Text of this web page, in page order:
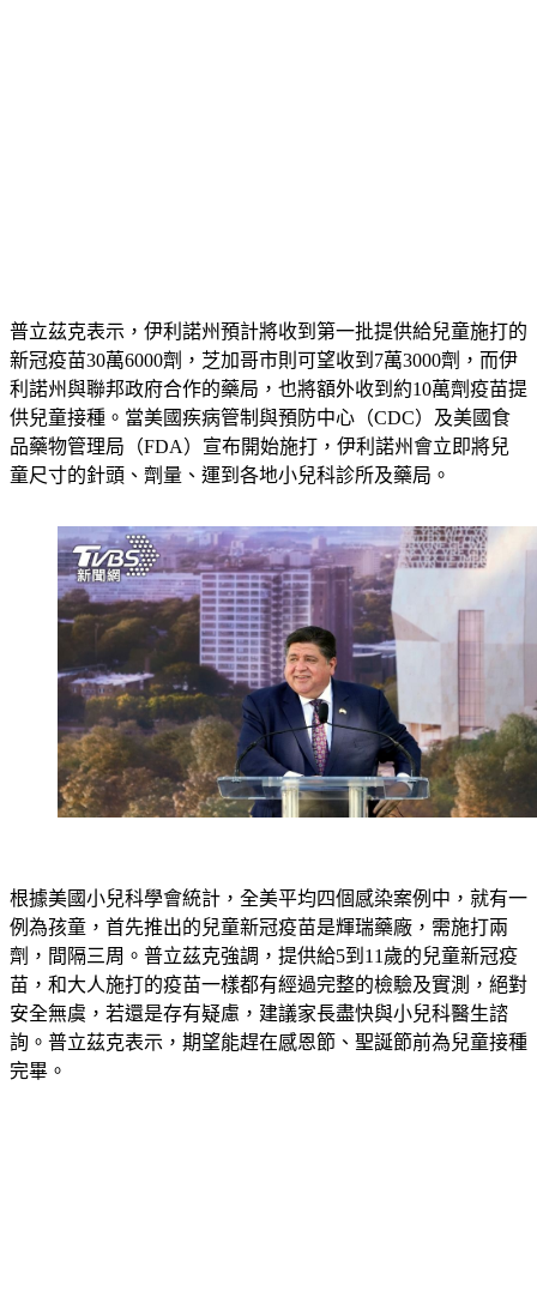
普立茲克表示，伊利諾州預計將收到第一批提供給兒童施打的
新冠疫苗30萬6000劑，芝加哥市則可望收到7萬3000劑，而伊
利諾州與聯邦政府合作的藥局，也將額外收到約10萬劑疫苗提
供兒童接種。當美國疾病管制與預防中心（CDC）及美國食
品藥物管理局（FDA）宣布開始施打，伊利諾州會立即將兒
童尺寸的針頭、劑量、運到各地小兒科診所及藥局。
根據美國小兒科學會統計，全美平均四個感染案例中，就有一
例為孩童，首先推出的兒童新冠疫苗是輝瑞藥廠，需施打兩
劑，間隔三周。普立茲克強調，提供給5到11歲的兒童新冠疫
苗，和大人施打的疫苗一樣都有經過完整的檢驗及實測，絕對
安全無虞，若還是存有疑慮，建議家長盡快與小兒科醫生諮
詢。普立茲克表示，期望能趕在感恩節、聖誕節前為兒童接種
完畢。